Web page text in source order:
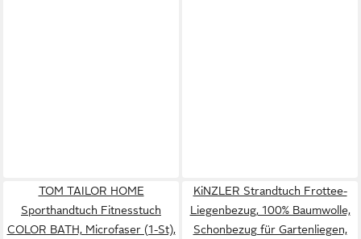
TOM TAILOR HOME
Sporthandtuch Fitnesstuch
COLOR BATH, Microfaser (1-St),
KiNZLER Strandtuch Frottee-
Liegenbezug, 100% Baumwolle,
Schonbezug für Gartenliegen,